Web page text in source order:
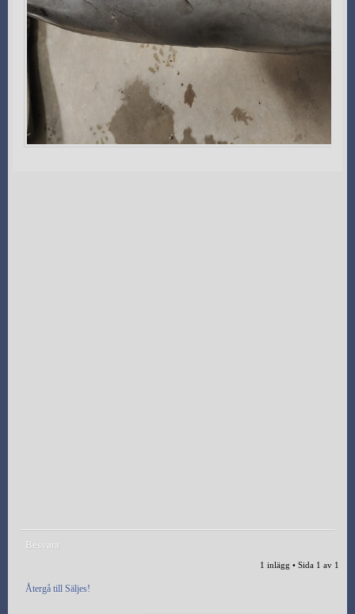
Besvara
1 inlägg • Sida 1 av 1
Återgå till Säljes!